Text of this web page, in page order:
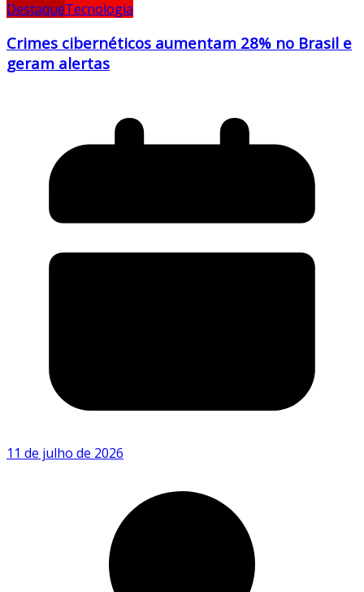
DestaqueTecnologia
Crimes cibernéticos aumentam 28% no Brasil e
geram alertas
11 de julho de 2026